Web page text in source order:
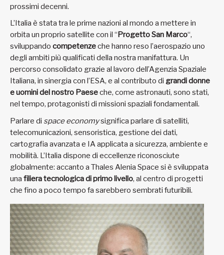
prossimi decenni.
L’Italia è stata tra le prime nazioni al mondo a mettere in
orbita un proprio satellite con il “Progetto San Marco“,
sviluppando competenzeche hanno reso l’aerospazio uno
degli ambiti più qualificati della nostra manifattura. Un
percorso consolidato grazie al lavoro dell’Agenzia Spaziale
Italiana, in sinergia con l’ESA, e al contributo di grandi donne
e uomini del nostro Paeseche, come astronauti, sono stati,
nel tempo, protagonisti di missioni spaziali fondamentali.
Parlare di space economysignifica parlare di satelliti,
telecomunicazioni, sensoristica, gestione dei dati,
cartografia avanzata e IA applicata a sicurezza, ambiente e
mobilità. L’Italia dispone di eccellenze riconosciute
globalmente: accanto a Thales Alenia Space si è sviluppata
una filiera tecnologica di primo livello, al centro di progetti
che fino a poco tempo fa sarebbero sembrati futuribili.